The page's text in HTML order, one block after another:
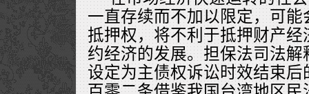
一直存续而不加以限定，可
抵押权，将不利于抵押财产
约经济的发展。担保法司法
设定为主债权诉讼时效结束